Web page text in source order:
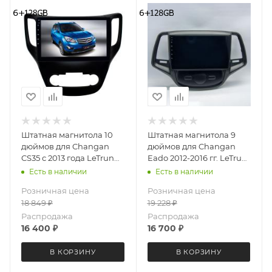
Штатная магнитола 10
дюймов для Changan
CS35 с 2013 года LeTrun
2789-6493 Android 12
Есть в наличии
Розничная цена
18 849₽
Распродажа
16 400 ₽
В КОРЗИНУ
Штатная магнитола 9
дюймов для Changan
Eado 2012-2016 гг. LeTrun
4031-6494 Android 12
Есть в наличии
Розничная цена
19 228₽
Распродажа
16 700 ₽
В КОРЗИНУ